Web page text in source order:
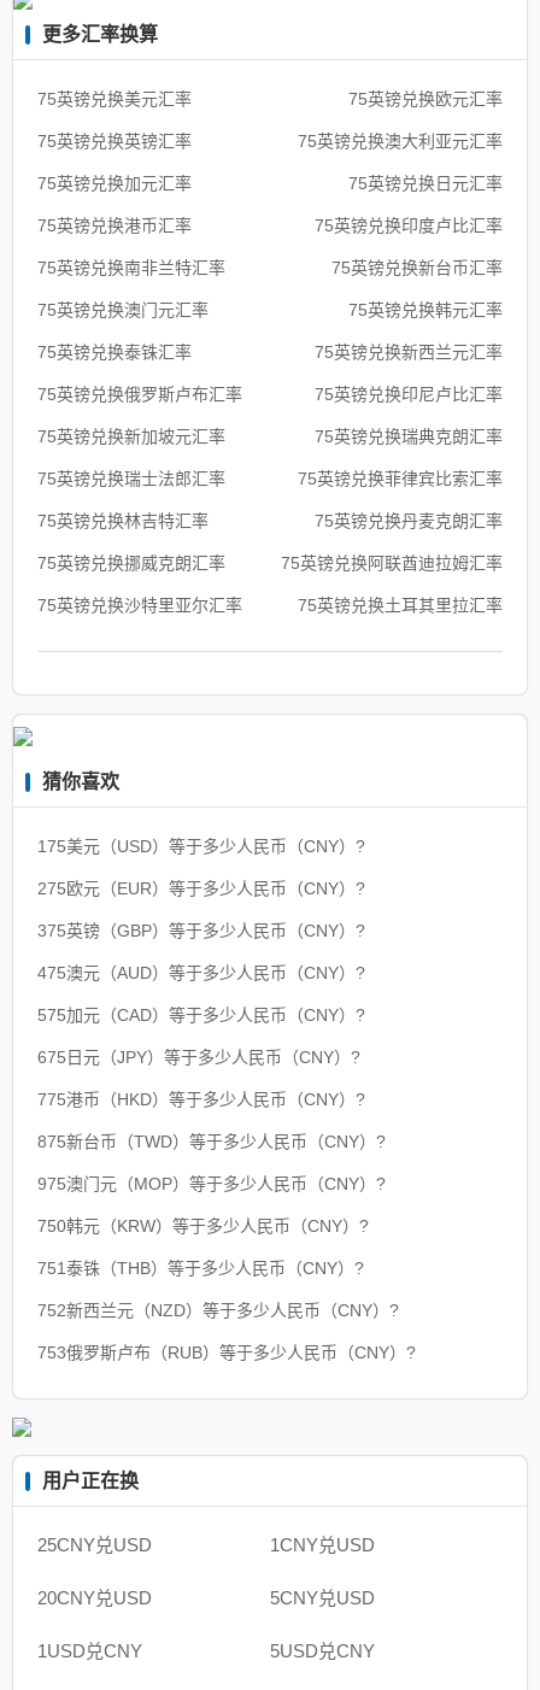
更多汇率换算
75英镑兑换美元汇率 75英镑兑换欧元汇率
75英镑兑换英镑汇率 75英镑兑换澳大利亚元汇率
75英镑兑换加元汇率 75英镑兑换日元汇率
75英镑兑换港币汇率 75英镑兑换印度卢比汇率
75英镑兑换南非兰特汇率 75英镑兑换新台币汇率
75英镑兑换澳门元汇率 75英镑兑换韩元汇率
75英镑兑换泰铢汇率 75英镑兑换新西兰元汇率
75英镑兑换俄罗斯卢布汇率 75英镑兑换印尼卢比汇率
75英镑兑换新加坡元汇率 75英镑兑换瑞典克朗汇率
75英镑兑换瑞士法郎汇率 75英镑兑换菲律宾比索汇率
75英镑兑换林吉特汇率 75英镑兑换丹麦克朗汇率
75英镑兑换挪威克朗汇率 75英镑兑换阿联酋迪拉姆汇率
75英镑兑换沙特里亚尔汇率 75英镑兑换土耳其里拉汇率
猜你喜欢
175美元（USD）等于多少人民币（CNY）?
275欧元（EUR）等于多少人民币（CNY）?
375英镑（GBP）等于多少人民币（CNY）?
475澳元（AUD）等于多少人民币（CNY）?
575加元（CAD）等于多少人民币（CNY）?
675日元（JPY）等于多少人民币（CNY）?
775港币（HKD）等于多少人民币（CNY）?
875新台币（TWD）等于多少人民币（CNY）?
975澳门元（MOP）等于多少人民币（CNY）?
750韩元（KRW）等于多少人民币（CNY）?
751泰铢（THB）等于多少人民币（CNY）?
752新西兰元（NZD）等于多少人民币（CNY）?
753俄罗斯卢布（RUB）等于多少人民币（CNY）?
用户正在换
25CNY兑USD 1CNY兑USD
20CNY兑USD 5CNY兑USD
1USD兑CNY 5USD兑CNY